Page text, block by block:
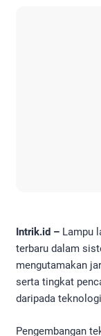
Intrik.id – Lampu
terbaru dalam
mengutamakan
serta tingkat
daripada
Pengembangan